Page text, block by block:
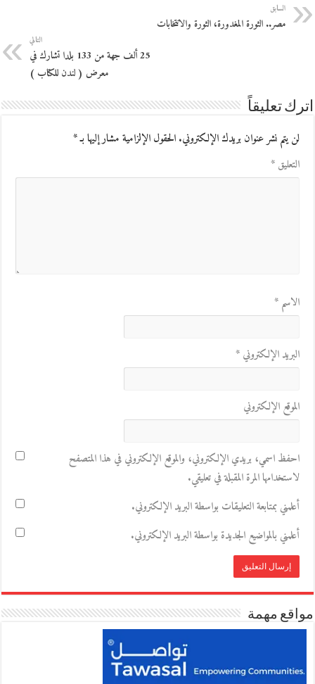
السابق
مصر.. الثورة المغدورة، الثورة والانتخابات
التالي
25 ألف جهة من 133 بلدا تشارك في
معرض ( لندن للكتاب )
اترك تعليقاً
لن يتم نشر عنوان بريدك الإلكتروني.الحقول الإلزامية مشار إليها بـ*
التعليق*
الاسم*
البريد الإلكتروني*
الموقع الإلكتروني
احفظ اسمي، بريدي الإلكتروني، والموقع الإلكتروني في هذا المتصفح
لاستخدامها المرة المقبلة في تعليقي.
أعلمني بمتابعة التعليقات بواسطة البريد الإلكتروني.
أعلمني بالمواضيع الجديدة بواسطة البريد الإلكتروني.
مواقع مهمة